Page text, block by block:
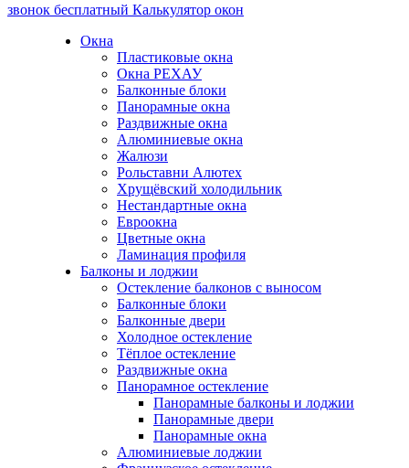
звонок бесплатный Калькулятор окон
Окна
Пластиковые окна
Окна РЕХАУ
Балконные блоки
Панорамные окна
Раздвижные окна
Алюминиевые окна
Жалюзи
Рольставни Алютех
Хрущёвский холодильник
Нестандартные окна
Евроокна
Цветные окна
Ламинация профиля
Балконы и лоджии
Остекление балконов с выносом
Балконные блоки
Балконные двери
Холодное остекление
Тёплое остекление
Раздвижные окна
Панорамное остекление
Панорамные балконы и лоджии
Панорамные двери
Панорамные окна
Алюминиевые лоджии